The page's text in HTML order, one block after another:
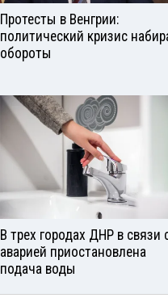
Протесты в Венгрии:
политический кризис
обороты
В трех городах ДНР в связи
аварией приостановлена
подача воды